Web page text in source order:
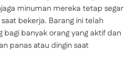
minuman mereka tetap segar
bekerja. Barang ini telah
bagi banyak orang yang aktif dan
panas atau dingin saat